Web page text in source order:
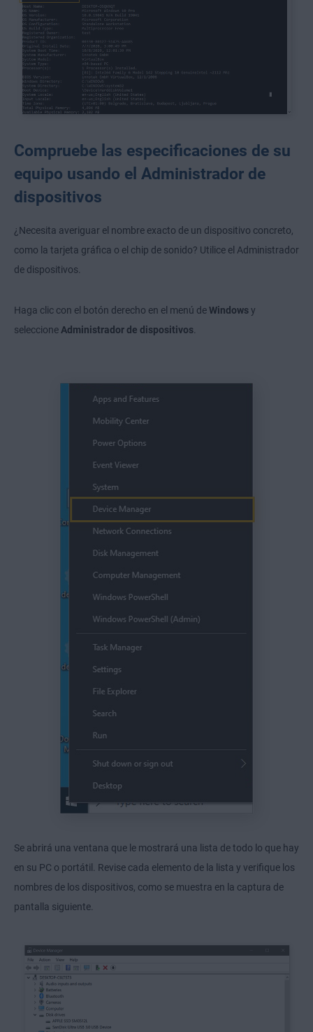
Compruebe las especificaciones de su
equipo usando el Administrador de
dispositivos
¿Necesita averiguar el nombre exacto de un dispositivo concreto,
como la tarjeta gráfica o el chip de sonido? Utilice el Administrador
de dispositivos.
Haga clic con el botón derecho en el menú deWindowsy
seleccione Administrador de dispositivos
Se abrirá una ventana que le mostrará una lista de todo lo que hay
en su PC o portátil. Revise cada elemento de la lista y verifique los
nombres de los dispositivos, como se muestra en la captura de
pantalla siguiente.